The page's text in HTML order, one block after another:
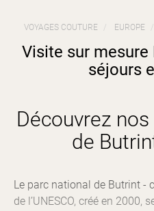
VOYAGES COUTURE EUROPE
Visite sur mesure
séjours
Découvrez
de
Le parc national de Butrint -
de l’UNESCO, créé en 2000,